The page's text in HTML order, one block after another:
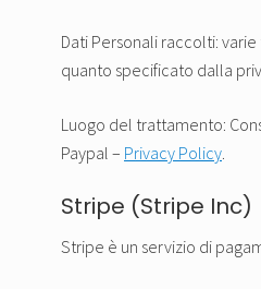
Dati Personali raccolti:
quanto specificato dalla
Luogo del trattamento:
Paypal – Privacy Policy.
Stripe (Stripe Inc)
Stripe è un servizio di